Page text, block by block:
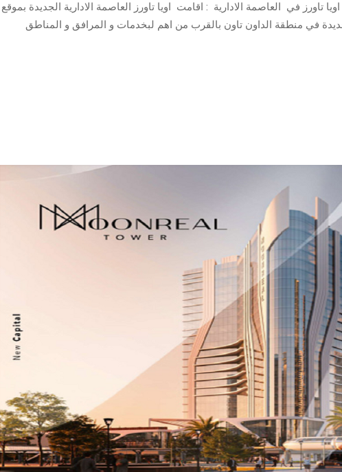
تاورز في العاصمة الادارية : اقامت اويا تاورز العاصمة الادارية الجديدة بموقع
في منطقة الداون تاون بالقرب من اهم لبخدمات و المرافق و المناطق